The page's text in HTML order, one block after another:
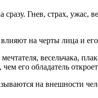
Гнев, страх, ужас,
на черты лица и
весельчака,
его обладатель
на внешности